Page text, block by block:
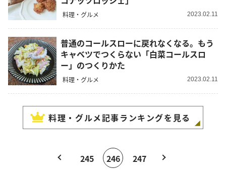
料理・グルメ 2023.02.11
普通のコールスローに戻れなくなる。もう
キャベツでつくらない「白菜コールスロ
ー」のつくりかた
料理・グルメ 2023.02.11
料理・グルメ記事ランキングを見る
245 246 247